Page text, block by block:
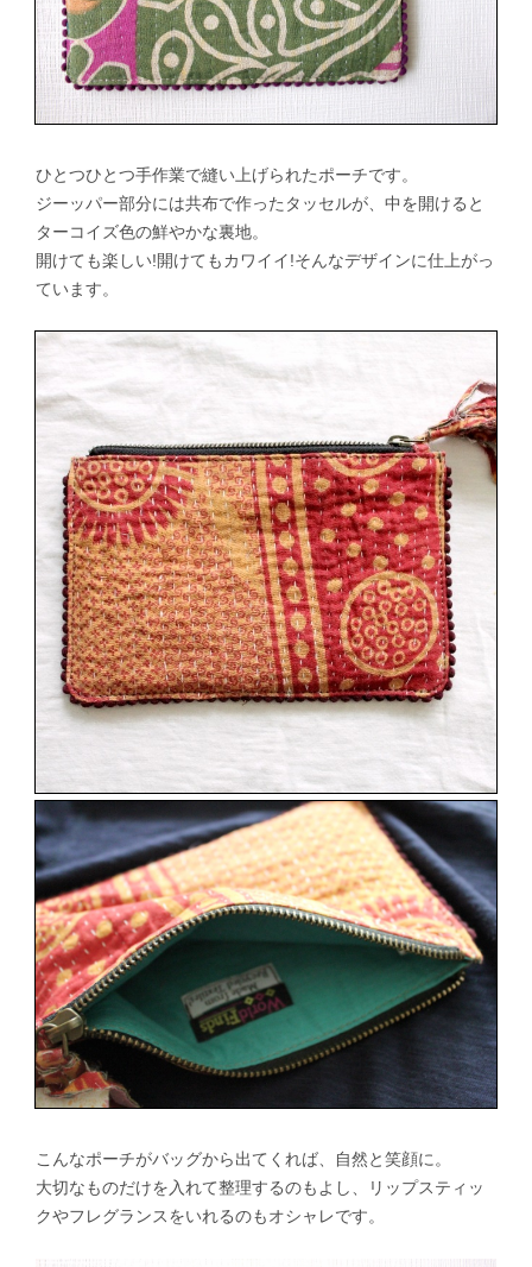
ひとつひとつ手作業で縫い上げられたポーチです。
ジーッパー部分には共布で作ったタッセルが、中を開けると
ターコイズ色の鮮やかな裏地。
開けても楽しい!開けてもカワイイ!そんなデザインに仕上がっ
ています。
こんなポーチがバッグから出てくれば、自然と笑顔に。
大切なものだけを入れて整理するのもよし、リップスティッ
クやフレグランスをいれるのもオシャレです。